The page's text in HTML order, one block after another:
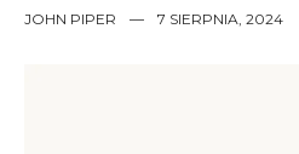
JOHN PIPER — 7 SIERPNIA, 2024